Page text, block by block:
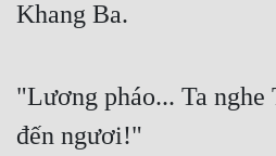
Khang Ba.
"Lương pháo... Ta nghe
đến ngươi!"